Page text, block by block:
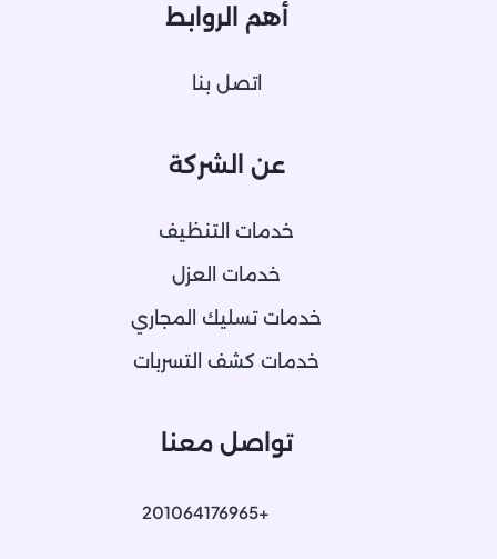
أهم الروابط
اتصل بنا
عن الشركة
خدمات التنظيف
خدمات العزل
خدمات تسليك المجاري
خدمات كشف التسربات
تواصل معنا
+201064176965